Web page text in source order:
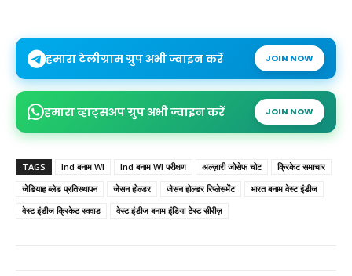
हमारा टेलीग्राम ग्रुप अभी ज्वाइन करें JOIN NOW
हमारा व्हाट्सअप ग्रुप अभी ज्वाइन करें JOIN NOW
TAGS Ind बनाम WI Ind बनाम WI परीक्षण अल्ज़ारी जोसेफ चोट
क्रिकेट समाचार
जेडियाह ब्लेड प्रतिस्थापन
जेसन होल्डर जेसन होल्डर रिप्लेसमेंट
भारत बनाम वेस्ट इंडीज
वेस्ट इंडीज क्रिकेट स्क्वाड
वेस्ट इंडीज बनाम इंडिया टेस्ट सीरीज़